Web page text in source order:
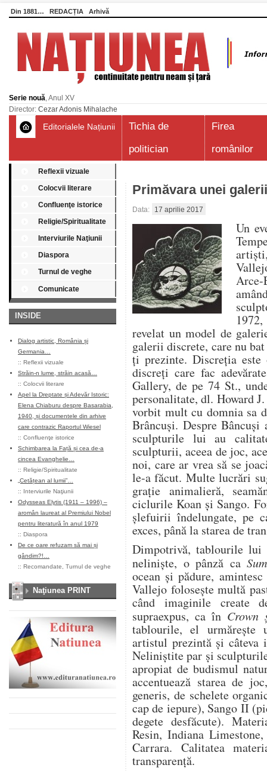
Din 1881… REDACȚIA Arhivă
Serie nouă, Anul XV
Director: Cezar Adonis Mihalache
Editorialele Națiunii
Tichia de
politician
Firea
românilor
Reflexii vizuale
Colocvii literare
Confluenţe istorice
Religie/Spiritualitate
Interviurile Naţiunii
Diaspora
Turnul de veghe
Comunicate
INSIDE
Dialog artistic, România și
Germania…
:: Reflexii vizuale
Străin-n lume, străin acasă…
:: Colocvii literare
Apel la Dreptate și Adevăr Istoric:
Elena Chiaburu despre Basarabia,
1940, și documentele din arhive
care contrazic Raportul Wiesel
:: Confluenţe istorice
Schimbarea la Față și cea de-a
cincea Evanghelie…
:: Religie/Spiritualitate
„Cetățean al lumii”…
:: Interviurile Naţiunii
Odysseas Elytis (1911 – 1996) –
aromân laureat al Premiului Nobel
pentru literatură în anul 1979
:: Diaspora
De ce oare refuzam să mai și
gândim?!…
:: Recomandate Turnul de veghe
Naţiunea PRINT
Primăvara unei galerii
Data: 17 aprilie 2017
Un
revelat un model de
galerii discrete, care nu
ți prezinte. Discreția
discreți care fac
Gallery, de pe 74 St.,
personalitate, dl. Howard
vorbit mult cu domnia sa
Brâncuși. Despre
sculpturile lui au
sculpturii, aceea de joc,
noi, care ar vrea să se
le-a făcut. Multe lucrări
grație animalieră,
ciclurile Koan și Sango.
șlefuirii îndelungate, pe
exces, până la starea de
Dimpotrivă, tablourile lui
neliniște, o pânză ca
ocean și pădure,
Vallejo folosește multă
când imaginile create
supraexpus, ca în Crown
tablourile, el urmărește
artistul prezintă și câteva
Neliniștite par și
apropiat de budismul
accentuează starea de
generis, de schelete
cap de iepure), Sango II
degete desfăcute).
Resin, Indiana
Carrara. Calitatea
transparență.